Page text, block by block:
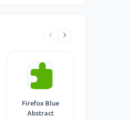
Firefox Blue
Abstract